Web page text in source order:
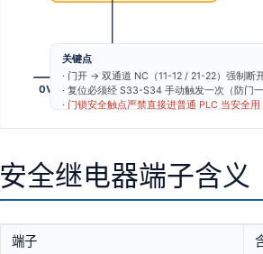
安全继电器端子含义
端子